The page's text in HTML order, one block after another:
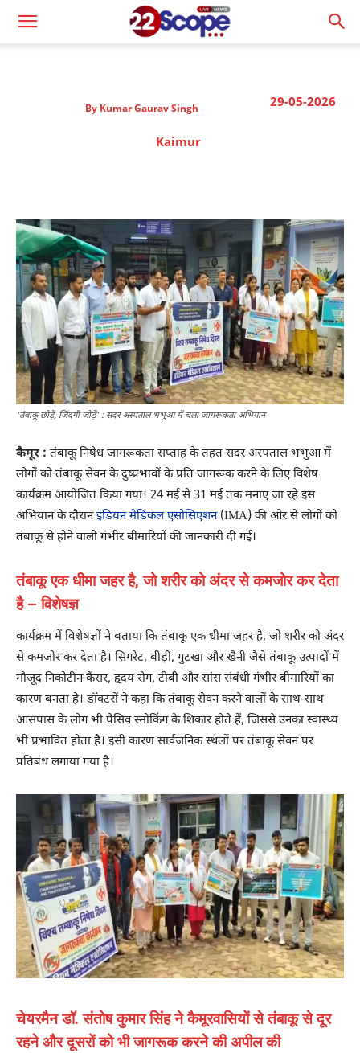
29-05-2026
By Kumar Gaurav Singh
Kaimur
'तंबाकू छोड़ें, जिंदगी जोड़ें' : सदर अस्पताल भभुआ में चला जागरूकता अभियान
कैमूर : तंबाकू निषेध जागरूकता सप्ताह के तहत सदर अस्पताल भभुआ में
लोगों को तंबाकू सेवन के दुष्प्रभावों के प्रति जागरूक करने के लिए विशेष
कार्यक्रम आयोजित किया गया। 24 मई से 31 मई तक मनाए जा रहे इस
अभियान के दौरानइंडियन मेडिकल एसोसिएशन(IMA) की ओर से लोगों को
तंबाकू से होने वाली गंभीर बीमारियों की जानकारी दी गई।
तंबाकू एक धीमा जहर है, जो शरीर को अंदर से कमजोर कर देता
है – विशेषज्ञ
कार्यक्रम में विशेषज्ञों ने बताया कि तंबाकू एक धीमा जहर है, जो शरीर को अंदर
से कमजोर कर देता है। सिगरेट, बीड़ी, गुटखा और खैनी जैसे तंबाकू उत्पादों में
मौजूद निकोटीन कैंसर, हृदय रोग, टीबी और सांस संबंधी गंभीर बीमारियों का
कारण बनता है। डॉक्टरों ने कहा कि तंबाकू सेवन करने वालों के साथ-साथ
आसपास के लोग भी पैसिव स्मोकिंग के शिकार होते हैं, जिससे उनका स्वास्थ्य
भी प्रभावित होता है। इसी कारण सार्वजनिक स्थलों पर तंबाकू सेवन पर
प्रतिबंध लगाया गया है।
चेयरमैन डॉ. संतोष कुमार सिंह ने कैमूरवासियों से तंबाकू से दूर
रहने और दूसरों को भी जागरूक करने की अपील की